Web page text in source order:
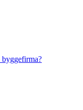
byggefirma?